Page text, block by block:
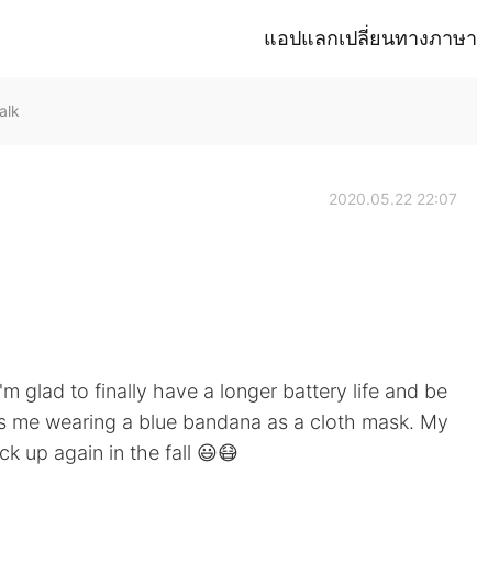
แอปแลกเปลี่ยนทางภาษา
2020.05.22 22:07
glad to finally have a longer battery life and be
wearing a blue bandana as a cloth mask. My
up again in the fall 😃😷